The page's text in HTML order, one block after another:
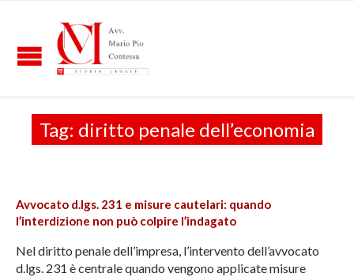
Tag: diritto penale dell’economia
Avvocato d.lgs. 231 e misure cautelari: quando
l’interdizione non può colpire l’indagato
Nel diritto penale dell’impresa, l’intervento dell’avvocato
d.lgs. 231 è centrale quando vengono applicate misure